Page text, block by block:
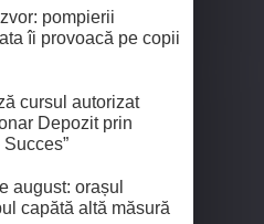
pompierii
îi provoacă pe copii
cursul autorizat
Depozit prin
august: orașul
capătă altă măsură